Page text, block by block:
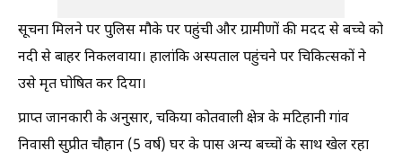
सूचना मिलने पर पुलिस मौके पर पहुंची और ग्रामीणों की मदद से बच्चे को
नदी से बाहर निकलवाया। हालांकि अस्पताल पहुंचने पर चिकित्सकों ने
उसे मृत घोषित कर दिया।
प्राप्त जानकारी के अनुसार, चकिया कोतवाली क्षेत्र के मटिहानी गांव
निवासी सुप्रीत चौहान (5 वर्ष) घर के पास अन्य बच्चों के साथ खेल रहा